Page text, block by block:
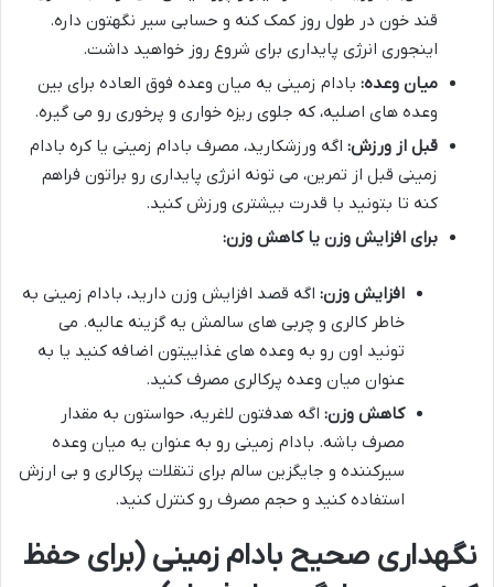
قند خون در طول روز کمک کنه و حسابی سیر نگهتون داره.
اینجوری انرژی پایداری برای شروع روز خواهید داشت.
میان وعده: بادام زمینی یه میان وعده فوق العاده برای بین
وعده های اصلیه، که جلوی ریزه خواری و پرخوری رو می گیره.
قبل از ورزش: اگه ورزشکارید، مصرف بادام زمینی یا کره بادام
زمینی قبل از تمرین، می تونه انرژی پایداری رو براتون فراهم
کنه تا بتونید با قدرت بیشتری ورزش کنید.
برای افزایش وزن یا کاهش وزن:
افزایش وزن: اگه قصد افزایش وزن دارید، بادام زمینی به
خاطر کالری و چربی های سالمش یه گزینه عالیه. می
تونید اون رو به وعده های غذاییتون اضافه کنید یا به
عنوان میان وعده پرکالری مصرف کنید.
کاهش وزن: اگه هدفتون لاغریه، حواستون به مقدار
مصرف باشه. بادام زمینی رو به عنوان یه میان وعده
سیرکننده و جایگزین سالم برای تنقلات پرکالری و بی ارزش
استفاده کنید و حجم مصرف رو کنترل کنید.
نگهداری صحیح بادام زمینی (برای حفظ